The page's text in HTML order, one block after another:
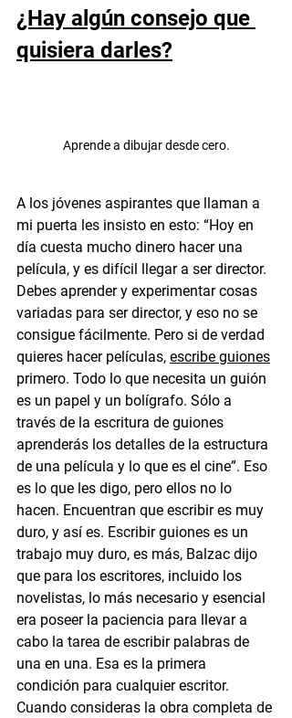
¿Hay algún consejo que
quisiera darles?
Aprende a dibujar desde cero.
A los jóvenes aspirantes que llaman a
mi puerta les insisto en esto: “Hoy en
día cuesta mucho dinero hacer una
película, y es difícil llegar a ser director.
Debes aprender y experimentar cosas
variadas para ser director, y eso no se
consigue fácilmente. Pero si de verdad
quieres hacer películas, escribe guiones
primero. Todo lo que necesita un guión
es un papel y un bolígrafo. Sólo a
través de la escritura de guiones
aprenderás los detalles de la estructura
de una película y lo que es el cine”. Eso
es lo que les digo, pero ellos no lo
hacen. Encuentran que escribir es muy
duro, y así es. Escribir guiones es un
trabajo muy duro, es más, Balzac dijo
que para los escritores, incluido los
novelistas, lo más necesario y esencial
era poseer la paciencia para llevar a
cabo la tarea de escribir palabras de
una en una. Esa es la primera
condición para cualquier escritor.
Cuando consideras la obra completa de